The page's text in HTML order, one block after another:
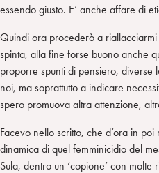
essendo giusto. E’ anche affare di
Quindi ora procederò a
spinta, alla fine forse buono anche
proporre spunti di pensiero, diverse
noi, ma soprattutto a indicare
spero promuova altra attenzione,
Facevo nello scritto, che d’ora in
dinamica di quel femminicidio del
Sula, dentro un ‘copione’ con